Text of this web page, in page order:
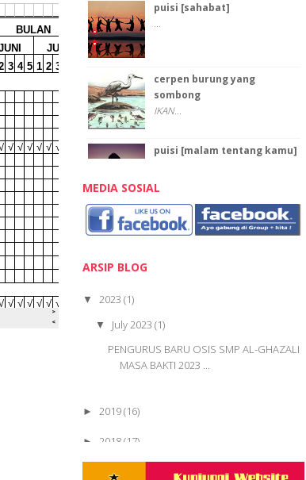
puisi [sahabat]
...
cerpen burung yang
sombong
IKAN...
puisi [malam tentang kamu]
PAHLAWAN
Pahlawan Karena pahlawan kita
MEDIA SOSIAL
ARSIP BLOG
▼ 2023 (1)
▼ July 2023 (1)
PENGURUS BARU OSIS SMP AL-GHAZALI
MASA BAKTI 2023 ...
► 2019(16)
► 2018(17)
2017